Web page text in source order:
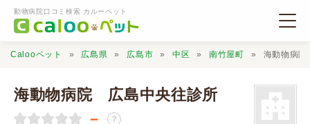
動物病院口コミ検索 カルーペット
Calooペット 広島県 広島市 中区 南竹屋町 海動物病
海動物病院 広島中央往診所
－ ？